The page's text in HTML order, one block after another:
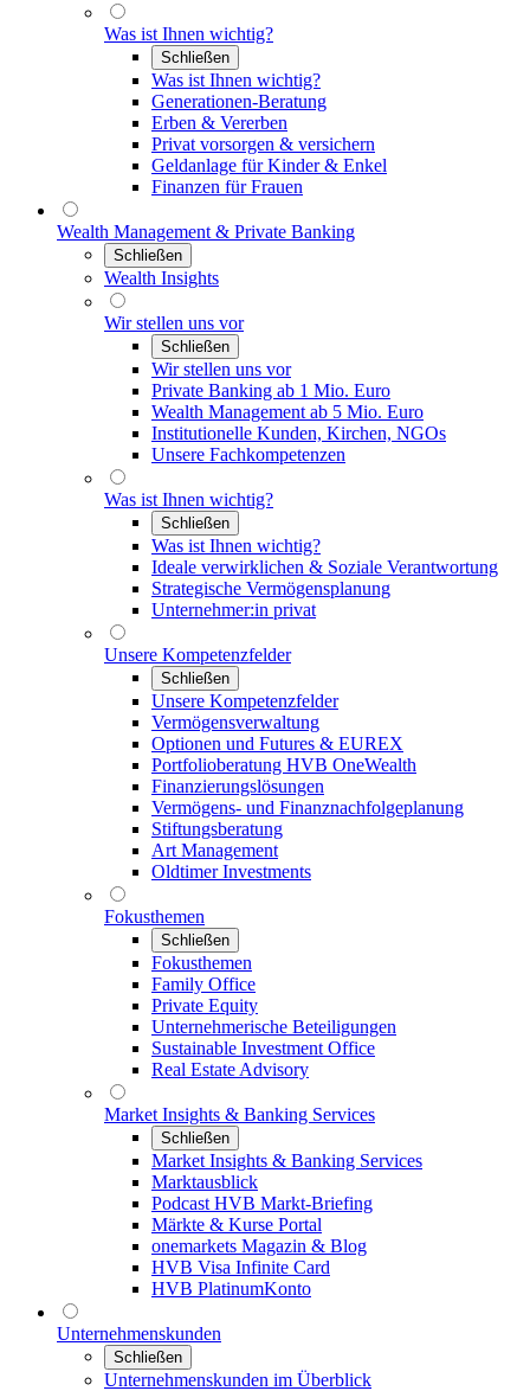
Was ist Ihnen wichtig?
Schließen
Was ist Ihnen wichtig?
Generationen-Beratung
Erben & Vererben
Privat vorsorgen & versichern
Geldanlage für Kinder & Enkel
Finanzen für Frauen
Wealth Management & Private Banking
Schließen
Wealth Insights
Wir stellen uns vor
Schließen
Wir stellen uns vor
Private Banking ab 1 Mio. Euro
Wealth Management ab 5 Mio. Euro
Institutionelle Kunden, Kirchen, NGOs
Unsere Fachkompetenzen
Was ist Ihnen wichtig?
Schließen
Was ist Ihnen wichtig?
Ideale verwirklichen & Soziale Verantwortung
Strategische Vermögensplanung
Unternehmer:in privat
Unsere Kompetenzfelder
Schließen
Unsere Kompetenzfelder
Vermögensverwaltung
Optionen und Futures & EUREX
Portfolioberatung HVB OneWealth
Finanzierungslösungen
Vermögens- und Finanznachfolgeplanung
Stiftungsberatung
Art Management
Oldtimer Investments
Fokusthemen
Schließen
Fokusthemen
Family Office
Private Equity
Unternehmerische Beteiligungen
Sustainable Investment Office
Real Estate Advisory
Market Insights & Banking Services
Schließen
Market Insights & Banking Services
Marktausblick
Podcast HVB Markt-Briefing
Märkte & Kurse Portal
onemarkets Magazin & Blog
HVB Visa Infinite Card
HVB PlatinumKonto
Unternehmenskunden
Schließen
Unternehmenskunden im Überblick